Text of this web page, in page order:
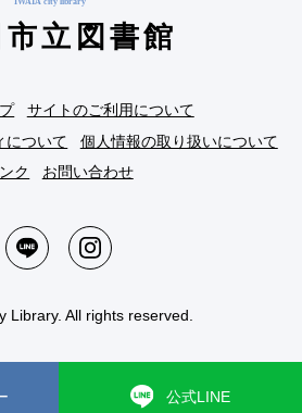
立図書館
サイトのご利用について
について
個人情報の取り扱いについて
ク
お問い合わせ
Library. All rights reserved.
公式LINE